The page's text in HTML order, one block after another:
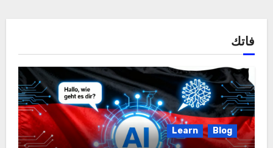
فاتك
Blog
Learn